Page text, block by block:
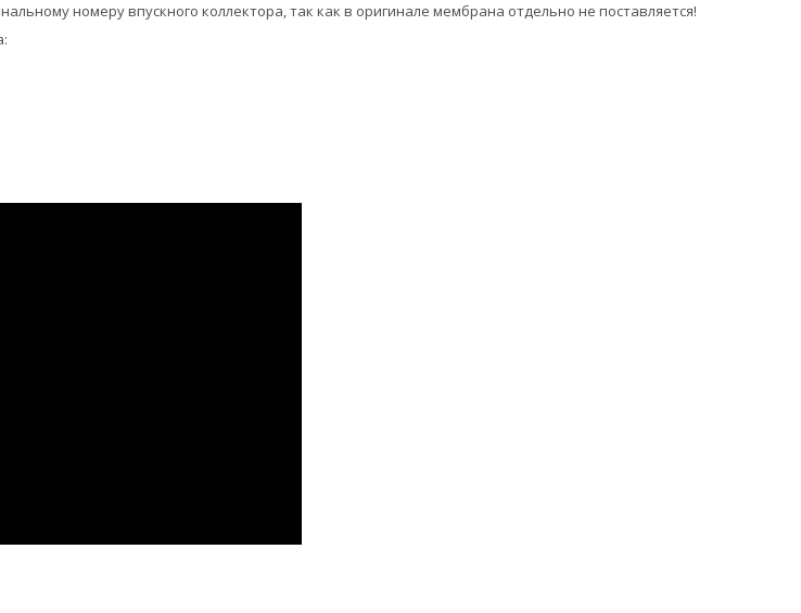
номеру впускного коллектора, так как в оригинале мембрана отдельно не поставляется!